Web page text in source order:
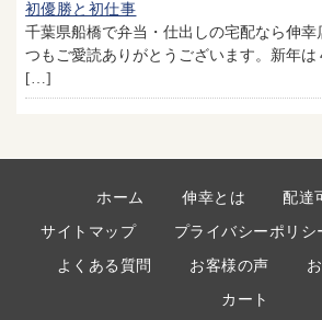
初優勝と初仕事
千葉県船橋で弁当・仕出しの宅配なら伸
つもご愛読ありがとうございます。新年は
[…]
ホーム 伸幸とは 配達
サイトマップ プライバシーポリシ
よくある質問 お客様の声
カート